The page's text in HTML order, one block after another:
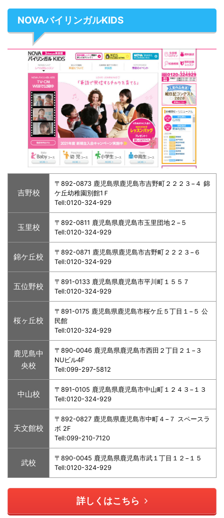
NOVAバイリンガルKIDS
吉野校
〒892-0873 鹿児島県鹿児島市吉野町２２２３−４ 錦
ケ丘幼稚園別館1Ｆ
Tell:0120-324-929
玉里校
〒892-0811 鹿児島県鹿児島市玉里団地２−５
Tell:0120-324-929
錦ケ丘校
〒892-0871 鹿児島県鹿児島市吉野町２２２３−６
Tell:0120-324-929
五位野校
〒891-0133 鹿児島県鹿児島市平川町１５５７
Tell:0120-324-929
桜ヶ丘校
〒891-0175 鹿児島県鹿児島市桜ケ丘５丁目１−５ 公
民館
Tell:0120-324-929
鹿児島中
央校
〒890-0046 鹿児島県鹿児島市西田２丁目２１−３
NUビル4F
Tell:099-297-5812
中山校
〒891-0105 鹿児島県鹿児島市中山町１２４３−１３
Tell:0120-324-929
天文館校
〒892-0827 鹿児島県鹿児島市中町４−７ スペースラ
ボ 2F
Tell:099-210-7120
武校
〒890-0045 鹿児島県鹿児島市武１丁目１２−１５
Tell:0120-324-929
詳しくはこちら